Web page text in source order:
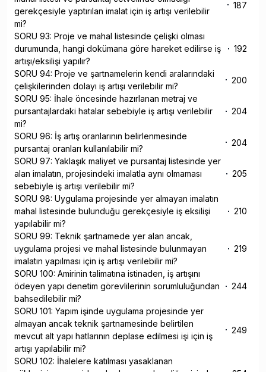
gerekçesiyle yaptırılan imalat için iş artışı verilebilir
mi?
187
SORU 93: Proje ve mahal listesinde çelişki olması
durumunda, hangi dokümana göre hareket edilirse iş
artışı/eksilişi yapılır?
192
SORU 94: Proje ve şartnamelerin kendi aralarındaki
çelişkilerinden dolayı iş artışı verilebilir mi?
200
SORU 95: İhale öncesinde hazırlanan metraj ve
pursantajlardaki hatalar sebebiyle iş artışı verilebilir
mi?
204
SORU 96: İş artış oranlarının belirlenmesinde
pursantaj oranları kullanılabilir mi?
204
SORU 97: Yaklaşık maliyet ve pursantaj listesinde yer
alan imalatın, projesindeki imalatla aynı olmaması
sebebiyle iş artışı verilebilir mi?
205
SORU 98: Uygulama projesinde yer almayan imalatın
mahal listesinde bulunduğu gerekçesiyle iş eksilişi
yapılabilir mi?
210
SORU 99: Teknik şartnamede yer alan ancak,
uygulama projesi ve mahal listesinde bulunmayan
imalatın yapılması için iş artışı verilebilir mi?
219
SORU 100: Amirinin talimatına istinaden, iş artışını
ödeyen yapı denetim görevlilerinin sorumluluğundan
bahsedilebilir mi?
244
SORU 101: Yapım işinde uygulama projesinde yer
almayan ancak teknik şartnamesinde belirtilen
mevcut alt yapı hatlarının deplase edilmesi işi için iş
artışı yapılabilir mi?
249
SORU 102: İhalelere katılması yasaklanan